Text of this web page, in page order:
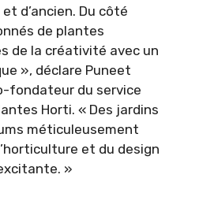
d’ancien. Du côté
de plantes
de la créativité avec un
», déclare Puneet
fondateur du service
Horti. « Des jardins
méticuleusement
et du design
»